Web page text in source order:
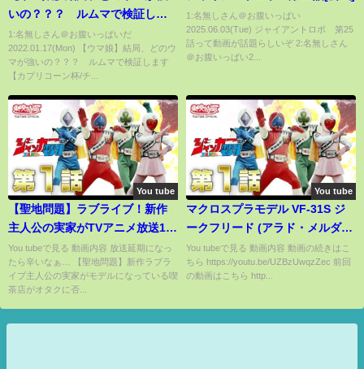
いの？？？ ルムマで検証しま
す【カプリコーン杯/チャンミ】
1:名無しさん＠お腹いっぱいだ
2022.01.17(Mon) 【ウマ娘】結局、どのウ
マが強いの？？？ ルムマで検証します
【カプリコーン杯/チ...
1:名無しさん＠お腹いっぱい
2025.06.03(Tue) ジャイアントロボ 第25
話って動画が話題らしいぞ 2:名無しさん
＠お腹いっぱい2...
You tube
【聖地問題】ラブライブ！新作
主人公の実家がTVアニメ放送1ヶ
月前に変更…果たして今後どう
なってしまうのだろうか
【Liella! /ラブライブ！スーパー
You tubeで見る 動画内容 放送延期になっ
たら辛いなぁ… 【聖地問題】新作ラブラ
イブ主人公の実家がモデルになっている喫
茶店がオタクに否...
You tube
マクロスプラモデル VF-31S ジ
ークフリード (アラド・メルダー
ス機)を製作してみたダーク♂ナ
イト マクロスデルタ 第2回目
You tubeで見る 動画内容 動画の続きはこ
ちら https://youtu.be/UZBzUwqzZec 前回
の動画はこちら http...